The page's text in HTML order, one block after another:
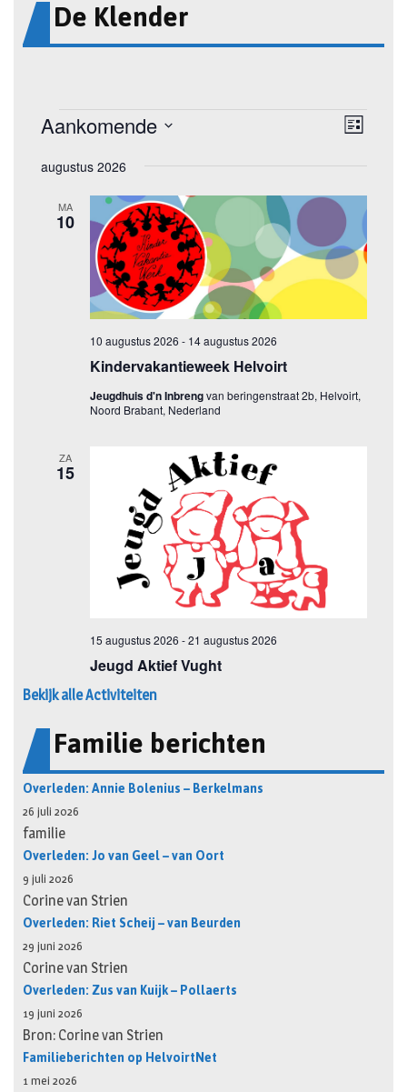
De Klender
Bekijk alle Activiteiten
Familie berichten
Overleden: Annie Bolenius – Berkelmans
26 juli 2026
familie
Overleden: Jo van Geel – van Oort
9 juli 2026
Corine van Strien
Overleden: Riet Scheij – van Beurden
29 juni 2026
Corine van Strien
Overleden: Zus van Kuijk – Pollaerts
19 juni 2026
Bron: Corine van Strien
Familieberichten op HelvoirtNet
1 mei 2026